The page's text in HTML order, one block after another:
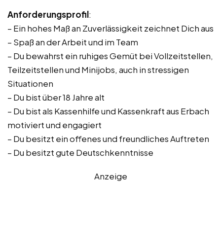
Anforderungsprofil:
– Ein hohes Maß an Zuverlässigkeit zeichnet Dich aus
– Spaß an der Arbeit und im Team
– Du bewahrst ein ruhiges Gemüt bei Vollzeitstellen,
Teilzeitstellen und Minijobs, auch in stressigen
Situationen
– Du bist über 18 Jahre alt
– Du bist als Kassenhilfe und Kassenkraft aus Erbach
motiviert und engagiert
– Du besitzt ein offenes und freundliches Auftreten
– Du besitzt gute Deutschkenntnisse
Anzeige